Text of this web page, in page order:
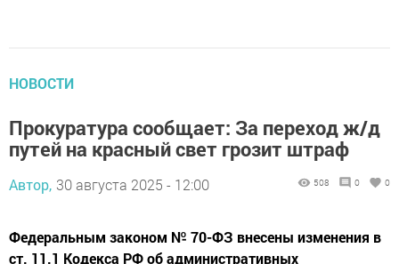
НОВОСТИ
Прокуратура сообщает: За переход ж/д
путей на красный свет грозит штраф
Автор, 30 августа 2025 - 12:00 508 0 0
Федеральным законом № 70-ФЗ внесены изменения в
ст. 11.1 Кодекса РФ об административных